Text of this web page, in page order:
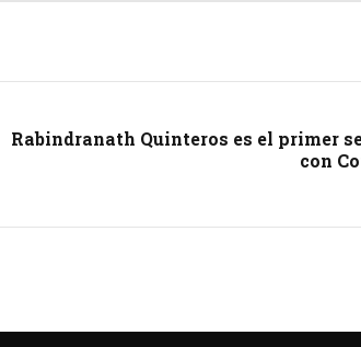
Rabindranath Quinteros es el primer
con